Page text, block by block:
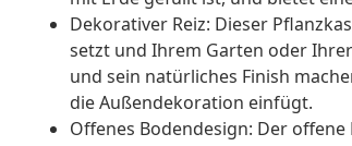
Dekorativer Reiz: Dieser
setzt und Ihrem Garten oder
und sein natürliches Finish
die Außendekoration einfügt.
Offenes Bodendesign: Der